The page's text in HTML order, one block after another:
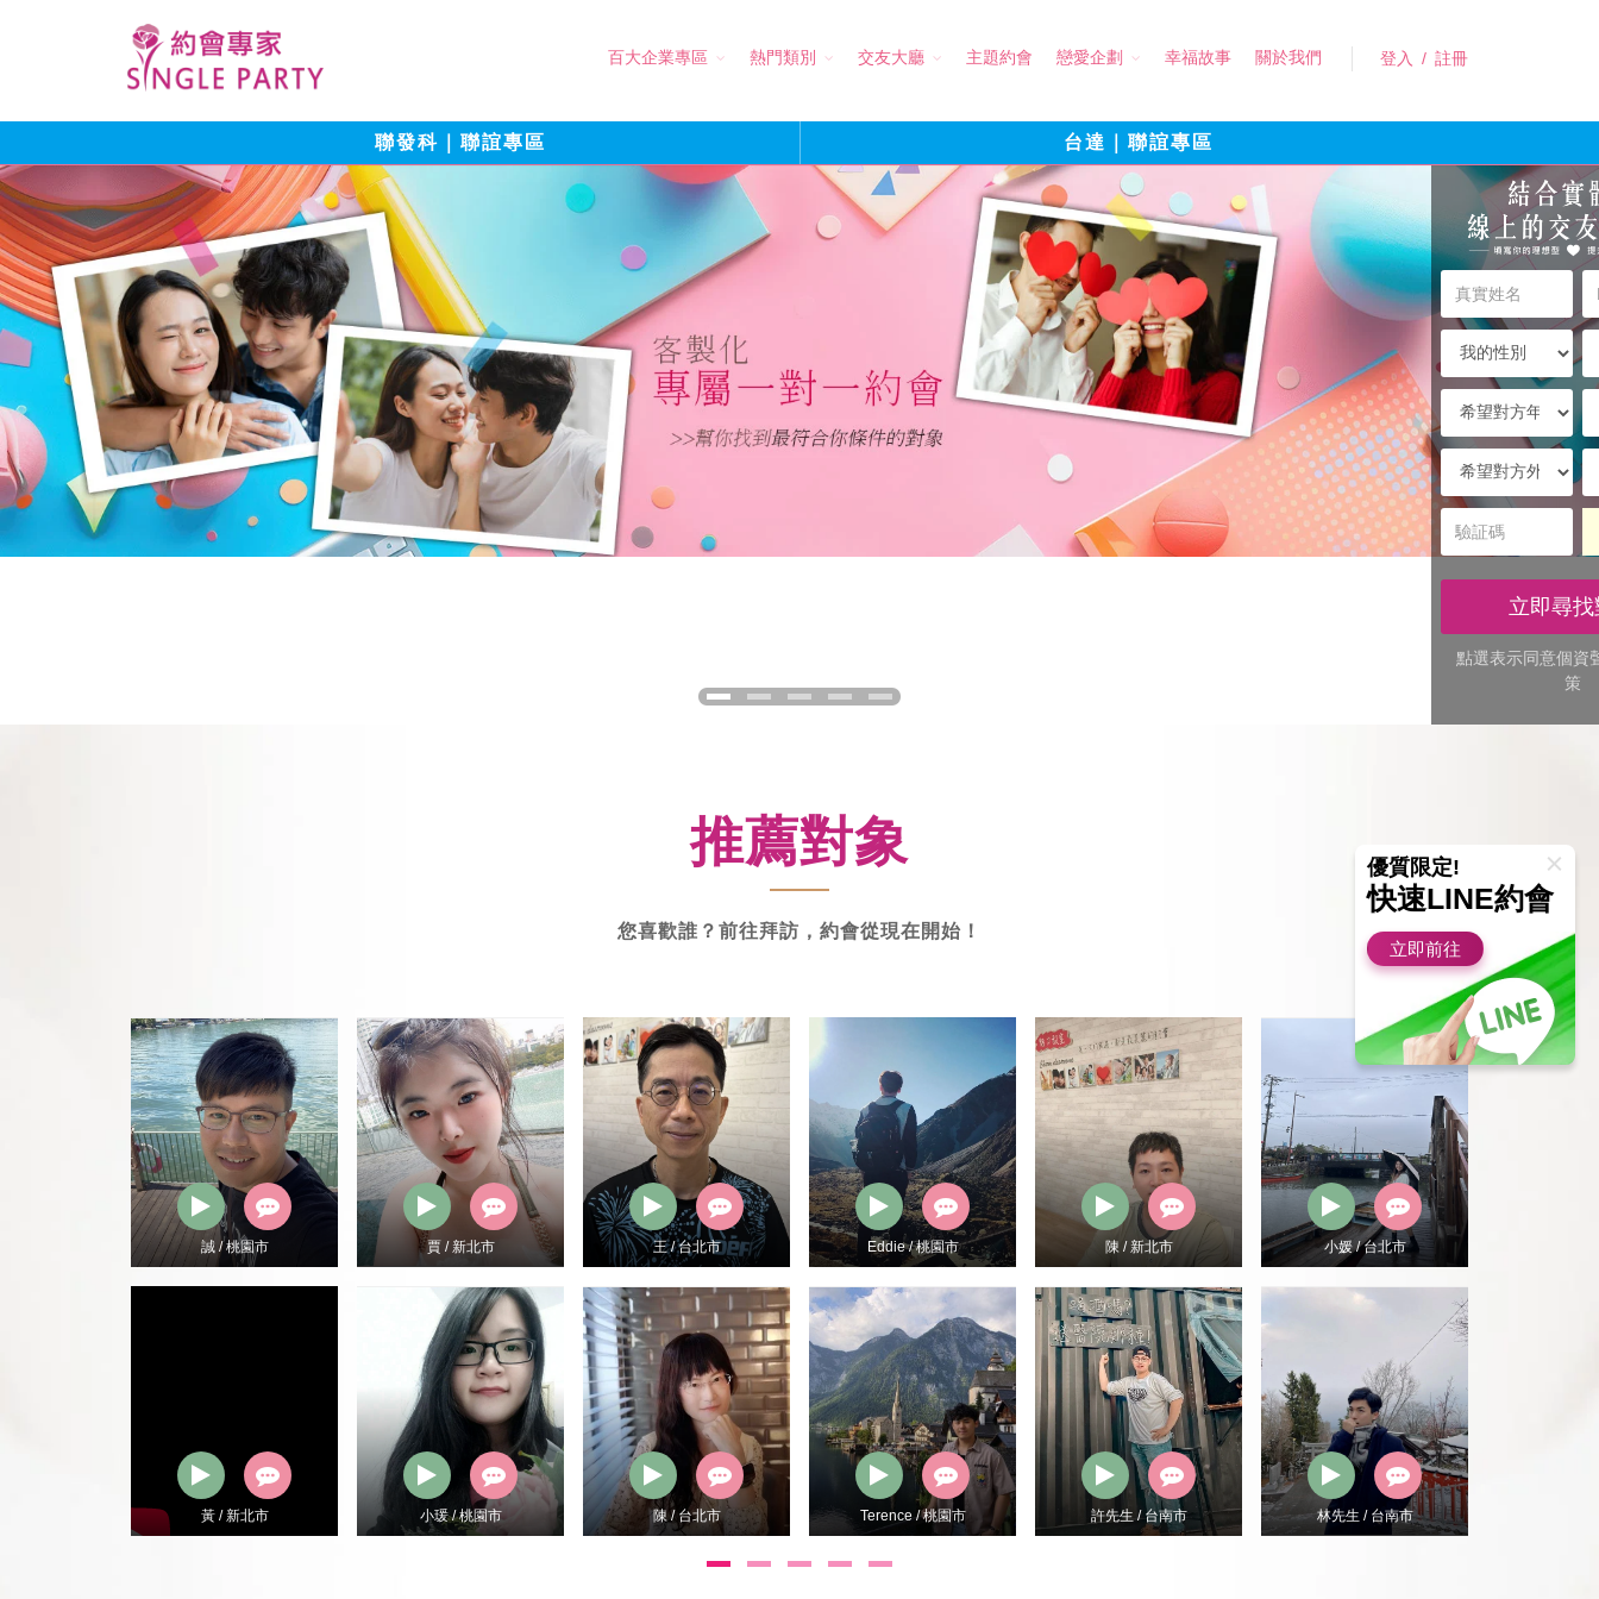
登入 / 註冊
百大企業專區 熱門類別 交友大廳 主題約會 戀愛企劃 幸福故事 關於我們
聯發科｜聯誼專區 台達｜聯誼專區
結
合
實
體
與
線
上
的
交
新
體
驗
寫
你
的
理
想
型，
提
升
對
功
率
實
姓
的
性
的
居
住
區
域
望
對
方
年
齡
希
望
對
方
外
型
希
望
對
個
性
証
立即尋
點選表示同意個資
策
推薦對象
您喜歡誰？前往拜訪，約會從現在開始！
誠 / 桃園市
黃 / 新北市
賈 / 新北市
小瑗 / 桃園市
王 / 台北市
陳 / 台北市
Eddie / 桃園市
Terence / 桃園市
陳 / 新北市
許先生 / 台南市
小媛 / 台北市
林先生 / 台南市
優質限定!
快速LINE約會
立即前往